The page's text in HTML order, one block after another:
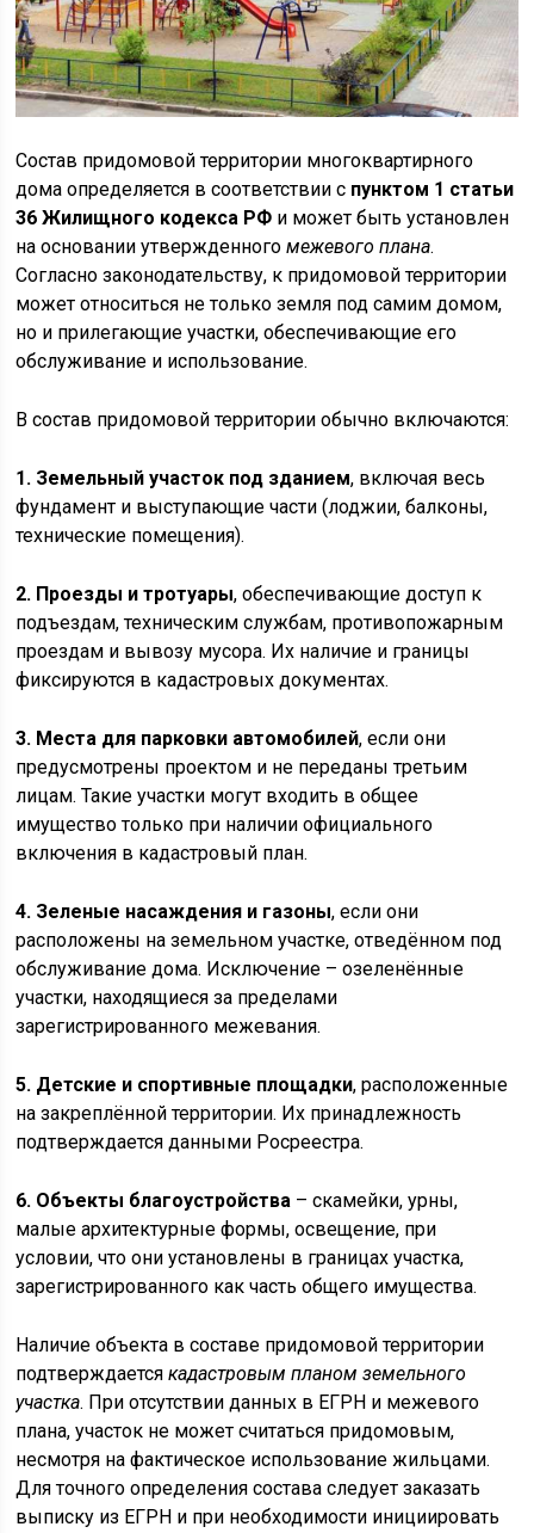
Состав придомовой территории многоквартирного
дома определяется в соответствии с пунктом 1 статьи
36 Жилищного кодекса РФ и может быть установлен
на основании утвержденногомежевого плана.
Согласно законодательству, к придомовой территории
может относиться не только земля под самим домом,
но и прилегающие участки, обеспечивающие его
обслуживание и использование.
В состав придомовой территории обычно включаются:
1. Земельный участок под зданием, включая весь
фундамент и выступающие части (лоджии, балконы,
технические помещения).
2. Проезды и тротуары, обеспечивающие доступ к
подъездам, техническим службам, противопожарным
проездам и вывозу мусора. Их наличие и границы
фиксируются в кадастровых документах.
3. Места для парковки автомобилей, если они
предусмотрены проектом и не переданы третьим
лицам. Такие участки могут входить в общее
имущество только при наличии официального
включения в кадастровый план.
4. Зеленые насаждения и газоны, если они
расположены на земельном участке, отведённом под
обслуживание дома. Исключение – озеленённые
участки, находящиеся за пределами
зарегистрированного межевания.
5. Детские и спортивные площадки, расположенные
на закреплённой территории. Их принадлежность
подтверждается данными Росреестра.
6. Объекты благоустройства – скамейки, урны,
малые архитектурные формы, освещение, при
условии, что они установлены в границах участка,
зарегистрированного как часть общего имущества.
Наличие объекта в составе придомовой территории
подтверждаетсякадастровым планом земельного
участка. При отсутствии данных в ЕГРН и межевого
плана, участок не может считаться придомовым,
несмотря на фактическое использование жильцами.
Для точного определения состава следует заказать
выписку из ЕГРН и при необходимости инициировать